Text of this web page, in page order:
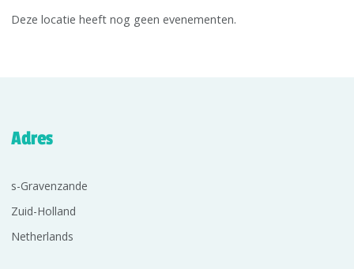
Deze locatie heeft nog geen evenementen.
Adres
s-Gravenzande
Zuid-Holland
Netherlands